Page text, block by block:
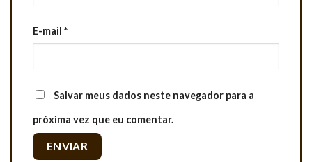
E-mail *
Salvar meus dados neste navegador para a
próxima vez que eu comentar.